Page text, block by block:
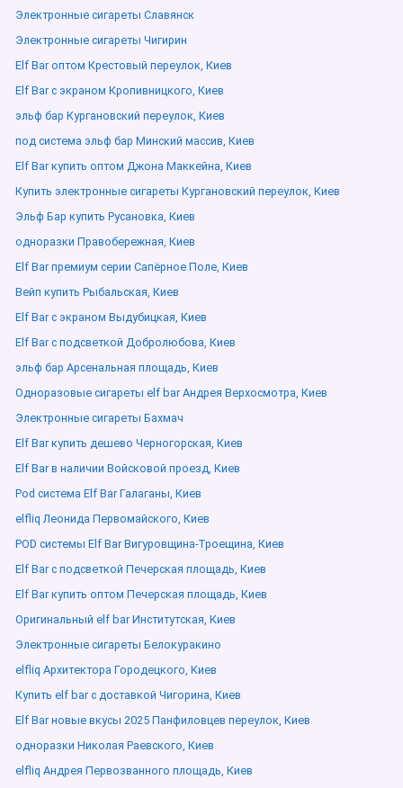
Электронные сигареты Славянск
Электронные сигареты Чигирин
Elf Bar оптом Крестовый переулок, Киев
Elf Bar с экраном Кропивницкого, Киев
эльф бар Кургановский переулок, Киев
под система эльф бар Минский массив, Киев
Elf Bar купить оптом Джона Маккейна, Киев
Купить электронные сигареты Кургановский переулок, Киев
Эльф Бар купить Русановка, Киев
одноразки Правобережная, Киев
Elf Bar премиум серии Сапёрное Поле, Киев
Вейп купить Рыбальская, Киев
Elf Bar с экраном Выдубицкая, Киев
Elf Bar с подсветкой Добролюбова, Киев
эльф бар Арсенальная площадь, Киев
Одноразовые сигареты elf bar Андрея Верхосмотра, Киев
Электронные сигареты Бахмач
Elf Bar купить дешево Черногорская, Киев
Elf Bar в наличии Войсковой проезд, Киев
Pod система Elf Bar Галаганы, Киев
elfliq Леонида Первомайского, Киев
POD системы Elf Bar Вигуровщина-Троещина, Киев
Elf Bar с подсветкой Печерская площадь, Киев
Elf Bar купить оптом Печерская площадь, Киев
Оригинальный elf bar Институтская, Киев
Электронные сигареты Белокуракино
elfliq Архитектора Городецкого, Киев
Купить elf bar с доставкой Чигорина, Киев
Elf Bar новые вкусы 2025 Панфиловцев переулок, Киев
одноразки Николая Раевского, Киев
elfliq Андрея Первозванного площадь, Киев